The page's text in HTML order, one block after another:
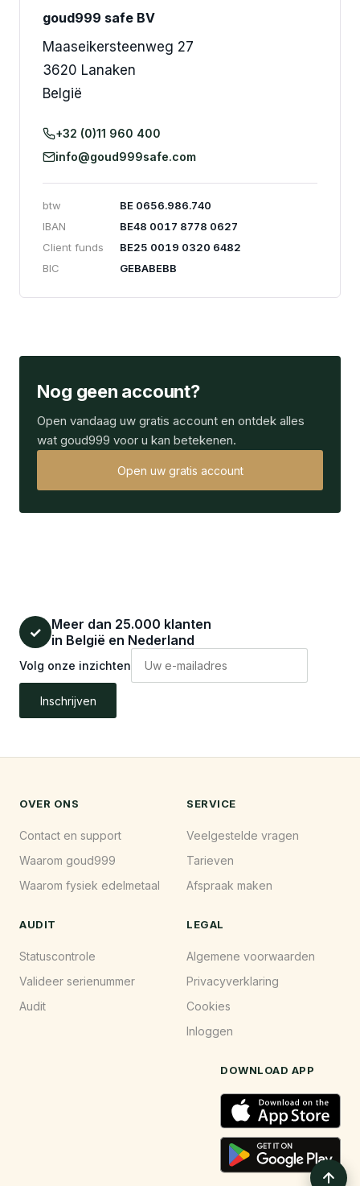
goud999 safe BV
Maaseikersteenweg 27
3620 Lanaken
België
+32 (0)11 960 400
info@goud999safe.com
btw
BE 0656.986.740
IBAN
BE48 0017 8778 0627
Client funds
BE25 0019 0320 6482
BIC
GEBABEBB
Nog geen account?
Open vandaag uw gratis account en ontdek alles
wat goud999 voor u kan betekenen.
Open uw gratis account
✓
Meer dan 25.000 klanten
in België en Nederland
Volg onze inzichten
Inschrijven
OVER ONS
Contact en support
Waarom goud999
Waarom fysiek edelmetaal
SERVICE
Veelgestelde vragen
Tarieven
Afspraak maken
AUDIT
Statuscontrole
Valideer serienummer
Audit
LEGAL
Algemene voorwaarden
Privacyverklaring
Cookies
Inloggen
DOWNLOAD APP